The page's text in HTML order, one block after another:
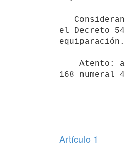
el Decreto
equiparación.
168 numeral
Artículo 1